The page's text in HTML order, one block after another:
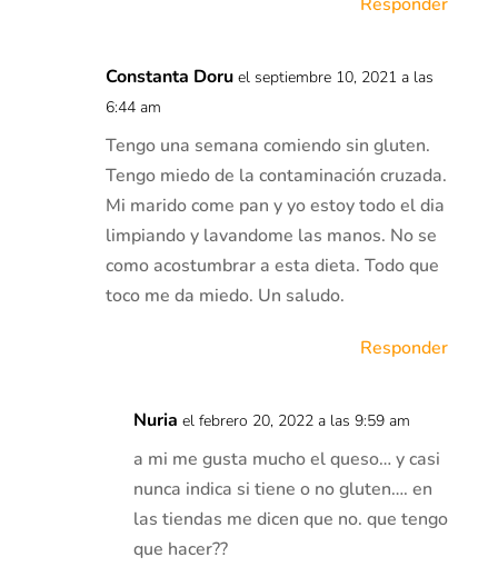
Constanta Doru el septiembre 10, 2021 a las
6:44 am
Tengo una semana comiendo sin gluten.
Tengo miedo de la contaminación cruzada.
Mi marido come pan y yo estoy todo el dia
limpiando y lavandome las manos. No se
como acostumbrar a esta dieta. Todo que
toco me da miedo. Un saludo.
Responder
Nuria el febrero 20, 2022 a las 9:59 am
a mi me gusta mucho el queso… y casi
nunca indica si tiene o no gluten…. en
las tiendas me dicen que no. que tengo
que hacer??